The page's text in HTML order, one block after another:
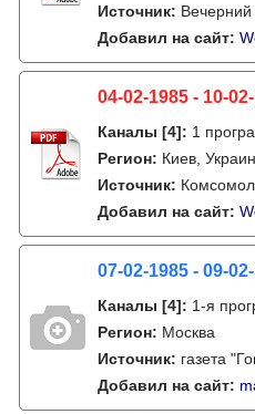
Источник:
Добавил на сайт:
04-02-1985 - 10-
Каналы [4]: 1
Регион: Киев,
Источник:
Добавил на сайт:
07-02-1985 - 09-
Каналы [4]: 1-я
Регион: Москва
Источник: газета
Добавил на сайт: